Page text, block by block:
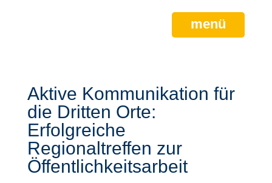
menü
Aktive Kommunikation für
die Dritten Orte:
Erfolgreiche
Regionaltreffen zur
Öffentlichkeitsarbeit